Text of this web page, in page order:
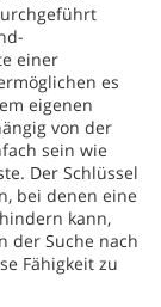
einer
es
eigenen
von der
sein wie
Der Schlüssel
bei denen eine
kann,
der Suche nach
Fähigkeit zu